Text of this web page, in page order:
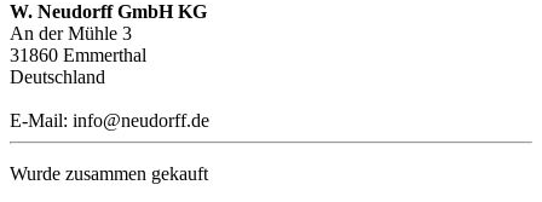
W. Neudorff GmbH KG
An der Mühle 3
31860 Emmerthal
Deutschland
E-Mail: info@neudorff.de
Wurde zusammen gekauft